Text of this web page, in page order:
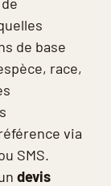
de base
race,
via
SMS.
devis